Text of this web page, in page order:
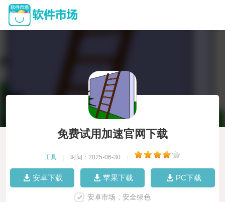
免费试用加速官网下载
工具 时间：2025-06-30
安卓下载 苹果下载 PC下载
安卓市场，安全绿色